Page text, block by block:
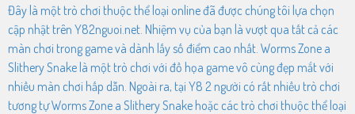
Đây là một trò chơi thuộc thể loại online đã được chúng tôi lựa chọn
cập nhật trên Y82nguoi.net. Nhiệm vụ của bạn là vượt qua tất cả các
màn chơi trong game và dành lấy số điểm cao nhất. Worms Zone a
Slithery Snake là một trò chơi với đồ họa game vô cùng đẹp mắt với
nhiều màn chơi hấp dẫn. Ngoài ra, tại Y8 2 người có rất nhiều trò chơi
tương tự Worms Zone a Slithery Snake hoặc các trò chơi thuộc thể loại